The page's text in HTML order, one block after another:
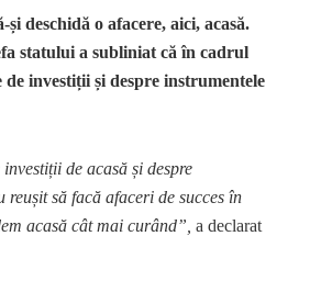
deschidă o afacere, aici, acasă.
statului a subliniat că în cadrul
investiții și despre instrumentele
de acasă și despre
să facă afaceri de succes în
acasă cât mai curând”, a declarat